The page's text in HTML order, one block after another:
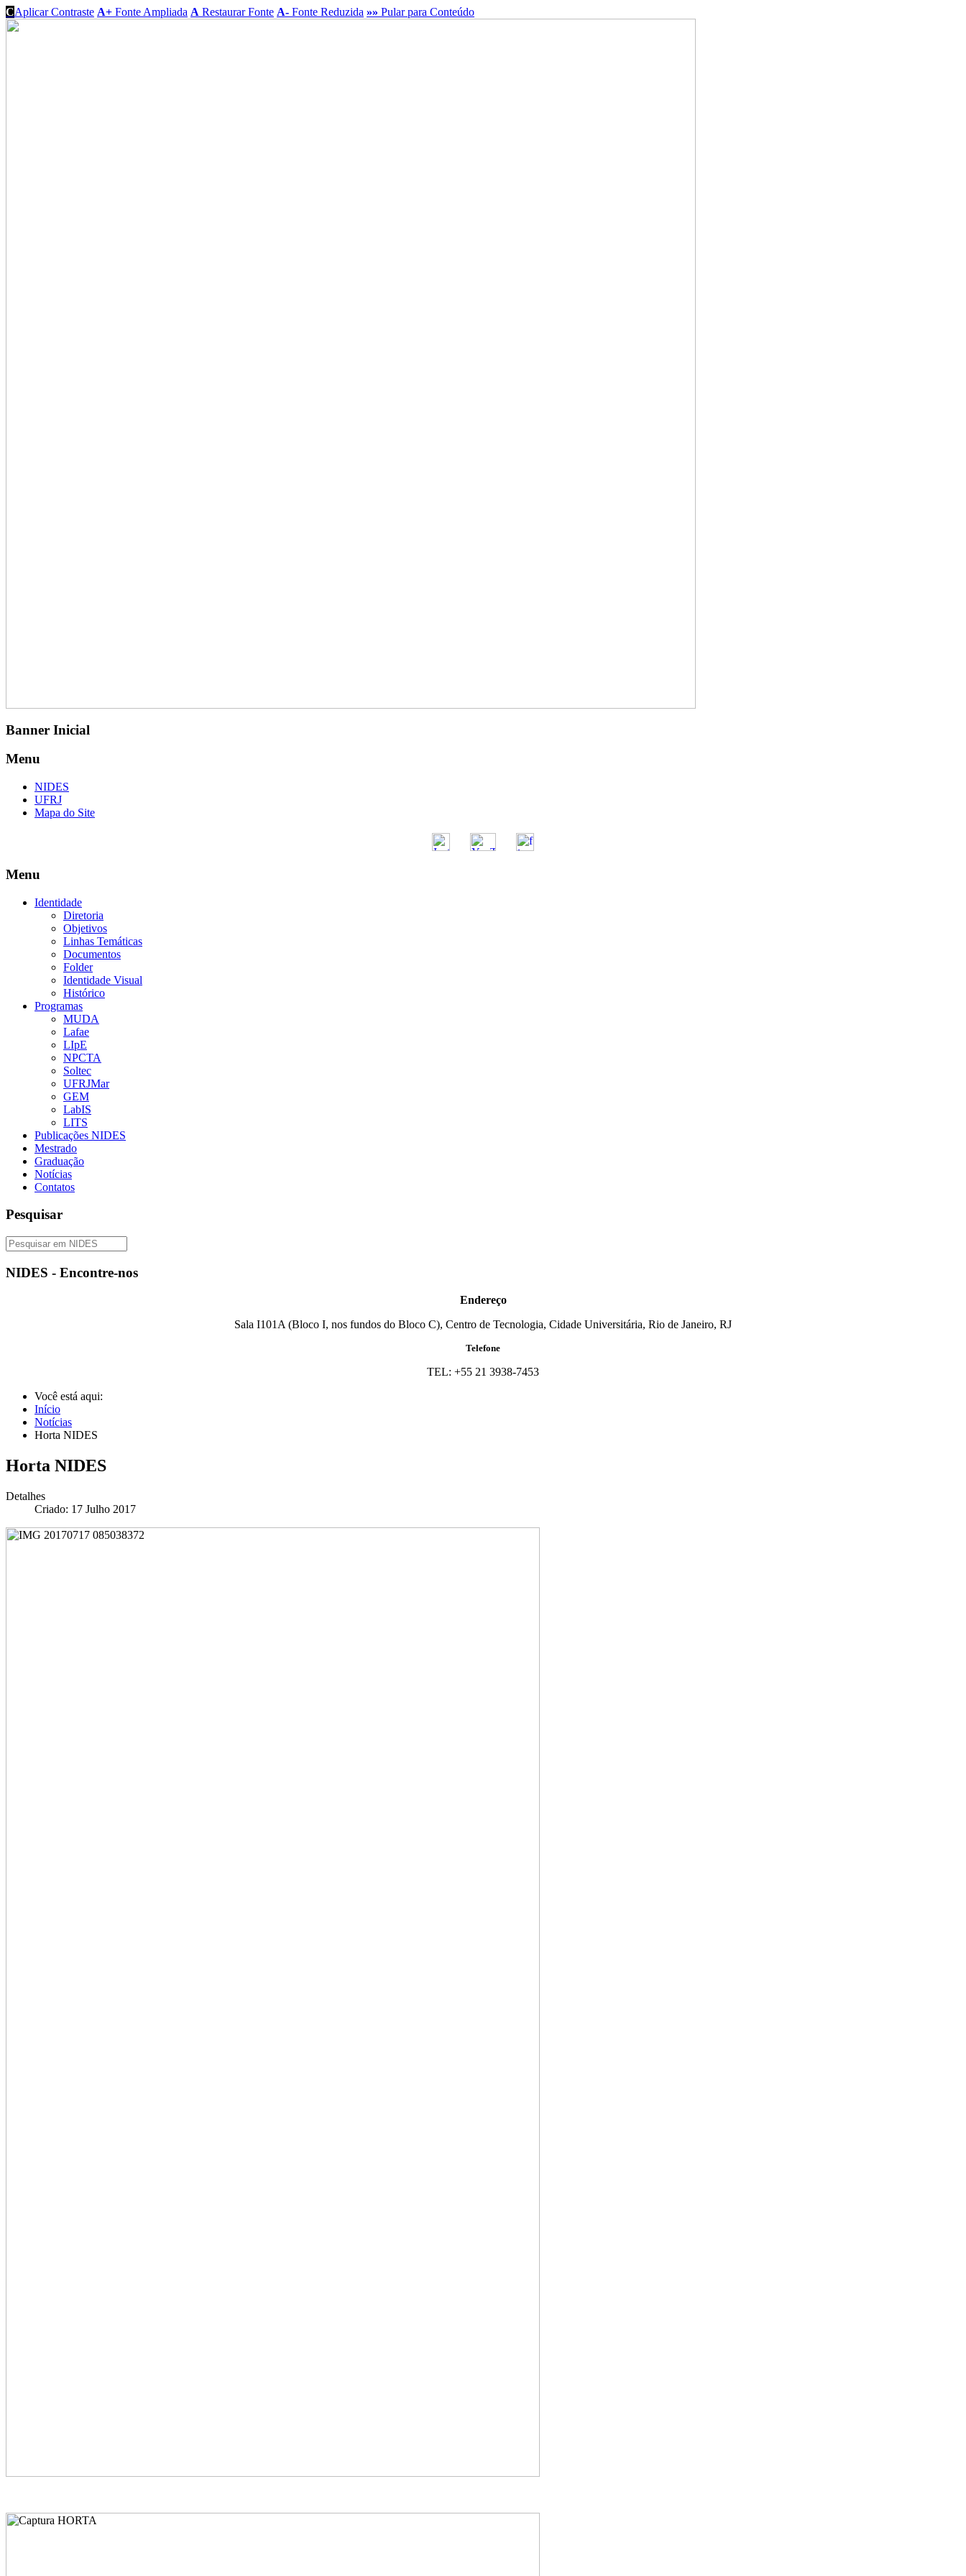
CAplicar Contraste A+ Fonte Ampliada A Restaurar Fonte A- Fonte Reduzida »» Pular para Conteúdo
Banner Inicial
Menu
NIDES
UFRJ
Mapa do Site
Menu
Identidade
Diretoria
Objetivos
Linhas Temáticas
Documentos
Folder
Identidade Visual
Histórico
Programas
MUDA
Lafae
LIpE
NPCTA
Soltec
UFRJMar
GEM
LabIS
LITS
Publicações NIDES
Mestrado
Graduação
Notícias
Contatos
Pesquisar
NIDES - Encontre-nos
Endereço
Sala I101A (Bloco I, nos fundos do Bloco C), Centro de Tecnologia, Cidade Universitária, Rio de Janeiro, RJ
Telefone
TEL: +55 21 3938-7453
Você está aqui:
Início
Notícias
Horta NIDES
Horta NIDES
Detalhes
Criado: 17 Julho 2017